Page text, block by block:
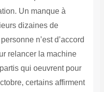
Un manque à
dizaines de
n’est d’accord
relancer la machine
qui oeuvrent pour
certains affirment